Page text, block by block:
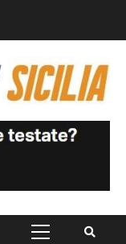
Primary